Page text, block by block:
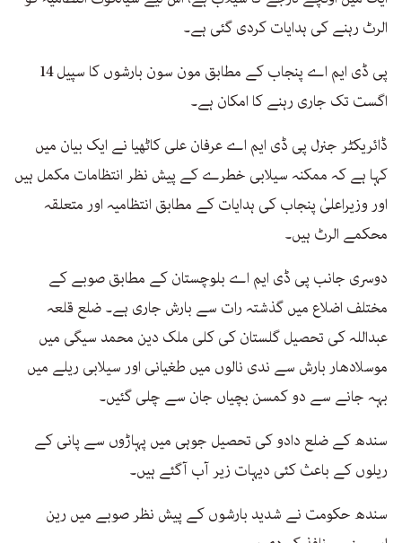
الرٹ رہنے کی ہدایات کردی گئی ہے۔
پی ڈی ایم اے پنجاب کے مطابق مون سون بارشوں کا سپیل 14
اگست تک جاری رہنے کا امکان ہے۔
ڈائریکٹر جنرل پی ڈی ایم اے عرفان علی کاٹھیا نے ایک بیان میں
کہا ہے کہ ممکنہ سیلابی خطرے کے پیش نظر انتظامات مکمل ہیں
اور وزیراعلیٰ پنجاب کی ہدایات کے مطابق انتظامیہ اور متعلقہ
محکمے الرٹ ہیں۔
دوسری جانب پی ڈی ایم اے بلوچستان کے مطابق صوبے کے
مختلف اضلاع میں گذشتہ رات سے بارش جاری ہے۔ ضلع قلعہ
عبداللہ کی تحصیل گلستان کی کلی ملک دین محمد سیگی میں
موسلادھار بارش سے ندی نالوں میں طغیانی اور سیلابی ریلے میں
بہہ جانے سے دو کمسن بچیاں جان سے چلی گئیں۔
سندھ کے ضلع دادو کی تحصیل جوہی میں پہاڑوں سے پانی کے
ریلوں کے باعث کئی دیہات زیر آب آگئے ہیں۔
سندھ حکومت نے شدید بارشوں کے پیش نظر صوبے میں رین